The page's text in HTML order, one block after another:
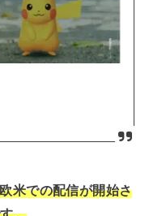
米での配信が開始さ